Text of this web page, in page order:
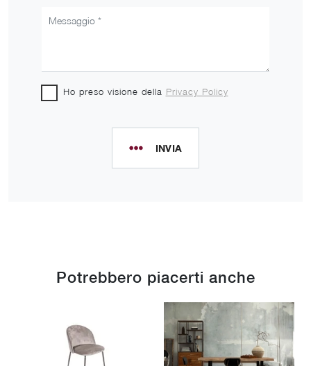
Ho preso visione della Privacy Policy
INVIA
Potrebbero piacerti anche